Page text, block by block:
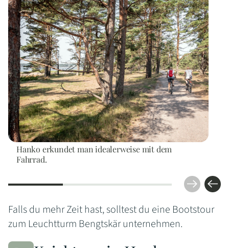
Hanko erkundet man idealerweise mit dem
Fahrrad.
Falls du mehr Zeit hast, solltest du eine Bootstour
zum Leuchtturm Bengtskär unternehmen.